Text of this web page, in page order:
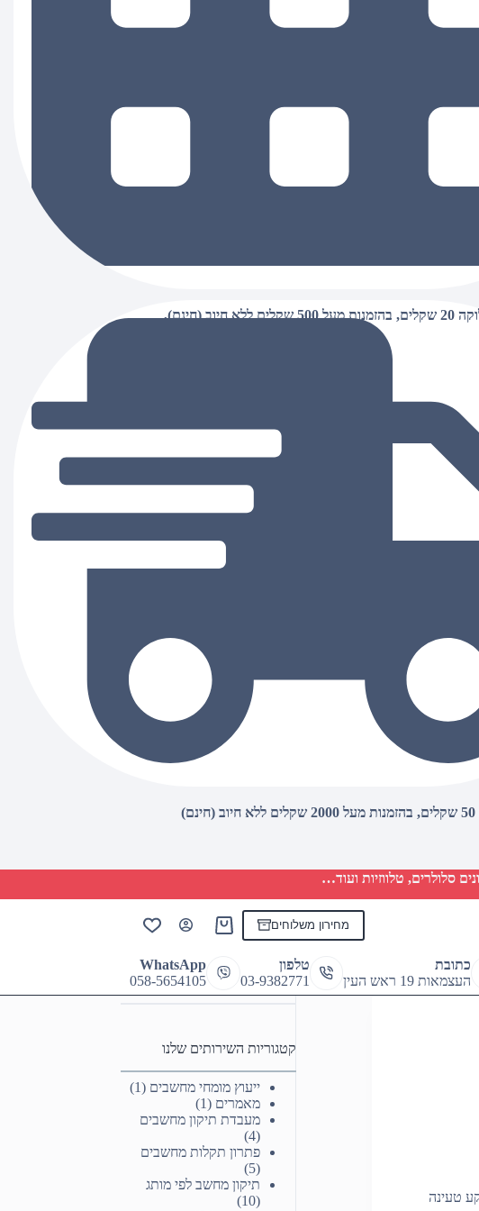
(חינם),
סלולרים, טלווזיות ועוד…
מחירון משלוחים
Shopping
כתובת
העצמאות 19 ראש העין
טלפון
03-9382771
WhatsApp
058-5654105
טעינה
קטגוריות השירותים שלנו
ייעוץ מומחי מחשבים (1)
מאמרים (1)
מעבדת תיקון מחשבים
(4)
פתרון תקלות מחשבים
(5)
תיקון מחשב לפי מותג
(10)